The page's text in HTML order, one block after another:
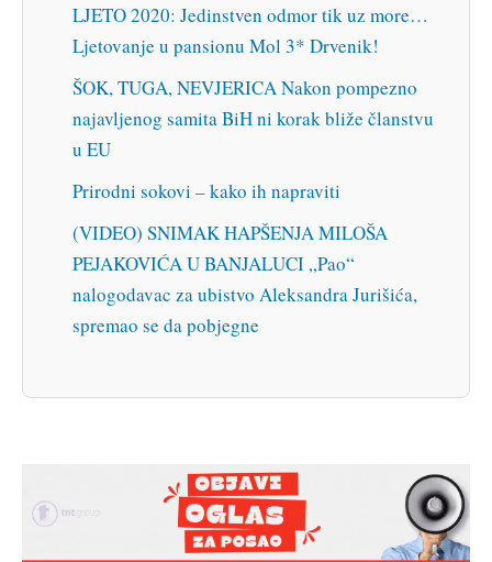
LJETO 2020: Jedinstven odmor tik uz more…
Ljetovanje u pansionu Mol 3* Drvenik!
ŠOK, TUGA, NEVJERICA Nakon pompezno
najavljenog samita BiH ni korak bliže članstvu
u EU
Prirodni sokovi – kako ih napraviti
(VIDEO) SNIMAK HAPŠENJA MILOŠA
PEJAKOVIĆA U BANJALUCI „Pao“
nalogodavac za ubistvo Aleksandra Jurišića,
spremao se da pobjegne